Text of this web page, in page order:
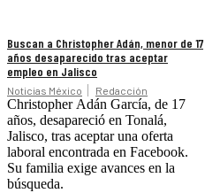
Buscan a Christopher Adán, menor de 17
años desaparecido tras aceptar
empleo en Jalisco
Noticias México Redacción
Christopher Adán García, de 17
años, desapareció en Tonalá,
Jalisco, tras aceptar una oferta
laboral encontrada en Facebook.
Su familia exige avances en la
búsqueda.